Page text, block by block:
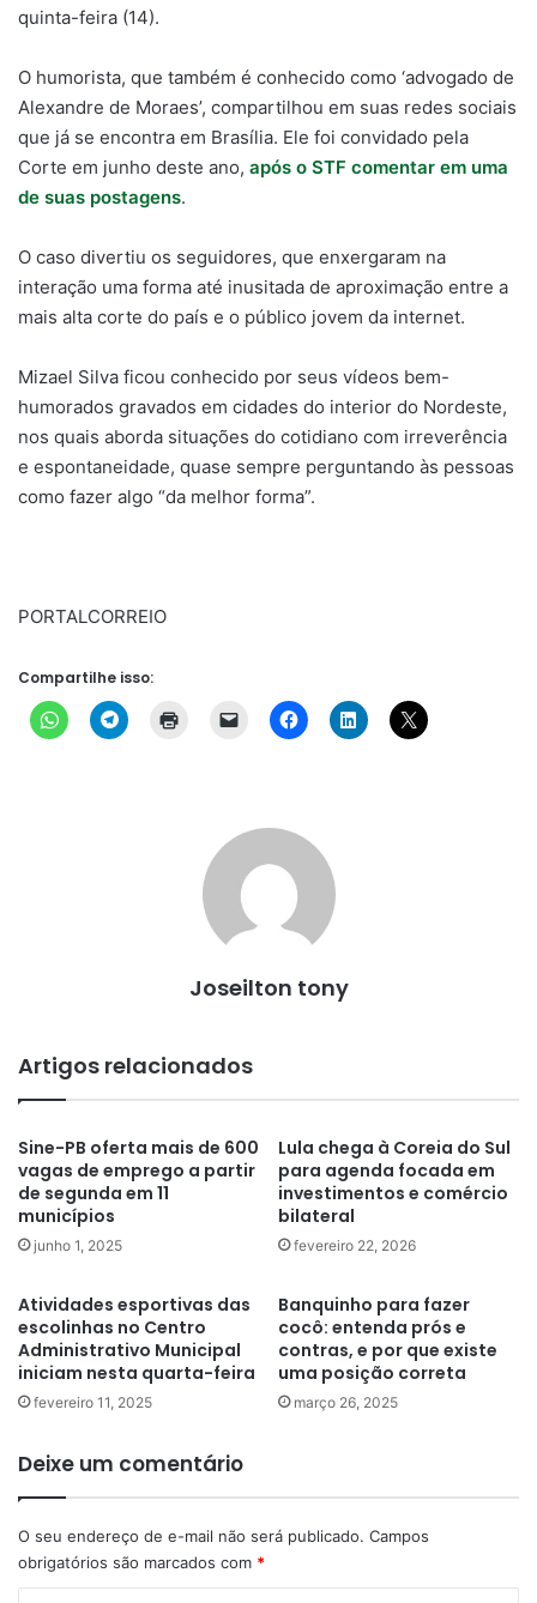
quinta-feira (14).
O humorista, que também é conhecido como ‘advogado de
Alexandre de Moraes’, compartilhou em suas redes sociais
que já se encontra em Brasília. Ele foi convidado pela
Corte em junho deste ano, após o STF comentar em uma
de suas postagens.
O caso divertiu os seguidores, que enxergaram na
interação uma forma até inusitada de aproximação entre a
mais alta corte do país e o público jovem da internet.
Mizael Silva ficou conhecido por seus vídeos bem-
humorados gravados em cidades do interior do Nordeste,
nos quais aborda situações do cotidiano com irreverência
e espontaneidade, quase sempre perguntando às pessoas
como fazer algo “da melhor forma”.
PORTALCORREIO
Compartilhe isso:
Joseilton tony
Artigos relacionados
Sine-PB oferta mais de 600
vagas de emprego a partir
de segunda em 11
municípios
junho 1, 2025
Lula chega à Coreia do Sul
para agenda focada em
investimentos e comércio
bilateral
fevereiro 22, 2026
Atividades esportivas das
escolinhas no Centro
Administrativo Municipal
iniciam nesta quarta-feira
fevereiro 11, 2025
Banquinho para fazer
cocô: entenda prós e
contras, e por que existe
uma posição correta
março 26, 2025
Deixe um comentário
O seu endereço de e-mail não será publicado. Campos
obrigatórios são marcados com *